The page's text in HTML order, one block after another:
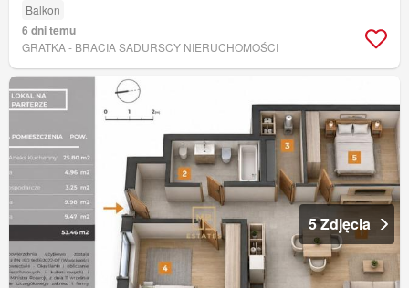
Balkon
6 dni temu
GRATKA - BRACIA SADURSCY NIERUCHOMOŚCI
5 Zdjęcia